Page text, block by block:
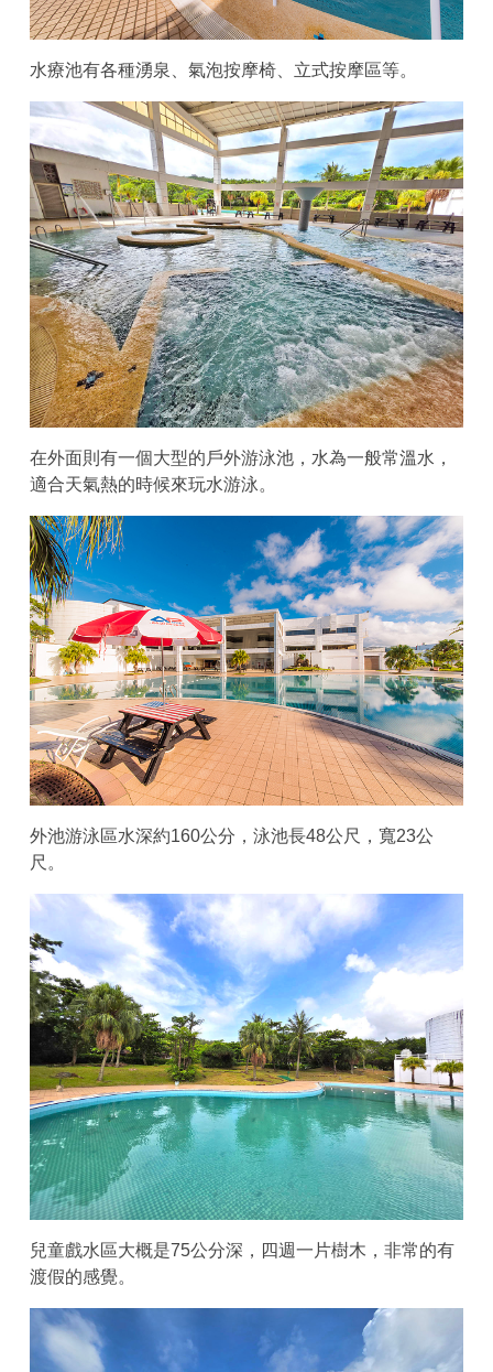
水療池有各種湧泉、氣泡按摩椅、立式按摩區等。
在外面則有一個大型的戶外游泳池，水為一般常溫水，
適合天氣熱的時候來玩水游泳。
外池游泳區水深約160公分，泳池長48公尺，寬23公
尺。
兒童戲水區大概是75公分深，四週一片樹木，非常的有
渡假的感覺。